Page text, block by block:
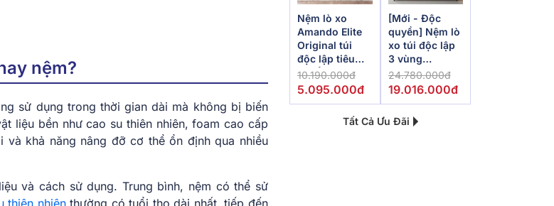
nệm?
sử dụng trong thời gian dài mà không bị biến
liệu bền như cao su thiên nhiên, foam cao cấp
khả năng nâng đỡ cơ thể ổn định qua nhiều
và cách sử dụng. Trung bình, nệm có thể sử
Nệm lò xo
Amando Elite
Original túi
độc lập tiêu
chuẩn khách
sạn 5 sao dày
10.190.000đ
5.095.000đ
[Mới - Độc
quyền] Nệm lò
xo túi độc lập
3 vùng
Dunlopillo
de.Stress
24.780.000đ
19.016.000đ
Tất Cả Ưu Đãi